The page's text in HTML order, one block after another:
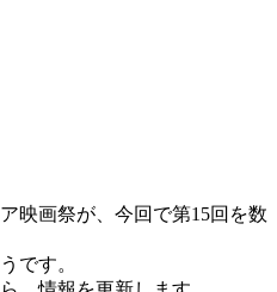
映画祭が、今回で第15回を数
です。